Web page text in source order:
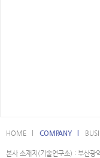
HOME l COMPANY l
본사 소재지(기술연구소) : 부산